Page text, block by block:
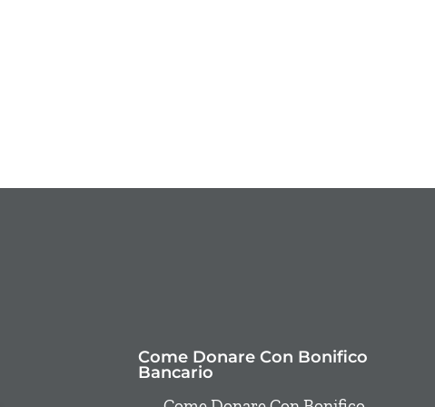
Come Donare Con Bonifico
Bancario